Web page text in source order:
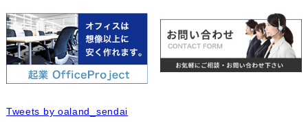
Tweets by oaland_sendai